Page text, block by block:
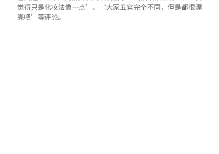
觉得只是化妆法像一点’、‘大家五官完全不同，但是都很漂
亮吧’等评论。